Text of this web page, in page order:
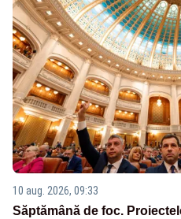
10 aug. 2026, 09:33
Săptămână de foc.